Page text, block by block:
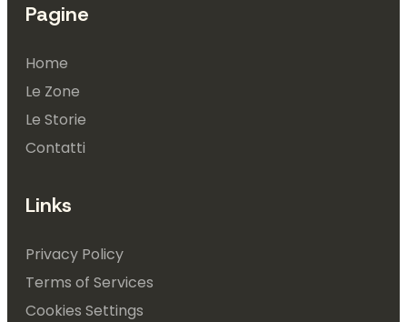
Pagine
Home
Le Zone
Le Storie
Contatti
Links
Privacy Policy
Terms of Services
Cookies Settings